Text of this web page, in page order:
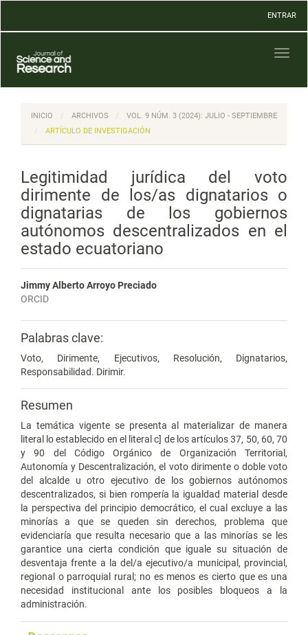
Contenido
Barra
lateral
ENTRAR
INICIO ARCHIVOS
VOL. 9 NÚM. 3 (2024): JULIO - SEPTIEMBRE
ARTÍCULO DE INVESTIGACIÓN
Legitimidad jurídica del voto
dirimente de los/as dignatarios o
dignatarias de los gobiernos
autónomos descentralizados en el
estado ecuatoriano
Jimmy Alberto Arroyo Preciado
ORCID
Palabras clave:
Voto, Dirimente, Ejecutivos, Resolución, Dignatarios,
Responsabilidad. Dirimir.
Resumen
La temática vigente se presenta al materializar de manera
literal lo establecido en el literal c] de los artículos 37, 50, 60, 70
y 90 del Código Orgánico de Organización Territorial,
Autonomía y Descentralización, el voto dirimente o doble voto
del alcalde u otro ejecutivo de los gobiernos autónomos
descentralizados, si bien rompería la igualdad material desde
la perspectiva del principio democrático, el cual excluye a las
minorías a que se queden sin derechos, problema que
evidenciaría que resulta necesario que a las minorías se les
garantice una cierta condición que iguale su situación de
desventaja frente a la del/a ejecutivo/a municipal, provincial,
regional o parroquial rural; no es menos es cierto que es una
necesidad institucional ante los posibles bloqueos a la
administración.